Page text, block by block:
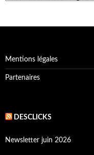
Mentions légales
Partenaires
DESCLICKS
Newsletter juin 2026